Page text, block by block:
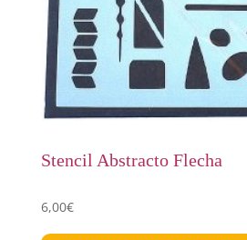
Stencil Abstracto Flecha
6,00€